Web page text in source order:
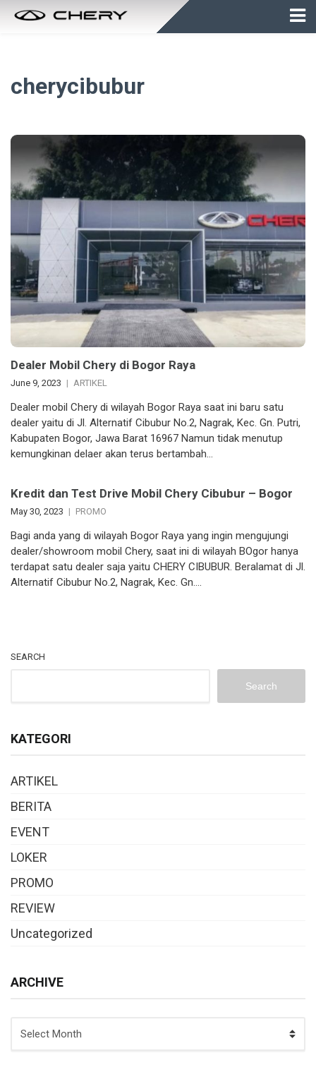
cherycibubur
Dealer Mobil Chery di Bogor Raya
June 9, 2023 ARTIKEL
Dealer mobil Chery di wilayah Bogor Raya saat ini baru satu
dealer yaitu di Jl. Alternatif Cibubur No.2, Nagrak, Kec. Gn. Putri,
Kabupaten Bogor, Jawa Barat 16967 Namun tidak menutup
kemungkinan delaer akan terus bertambah…
Kredit dan Test Drive Mobil Chery Cibubur – Bogor
May 30, 2023 PROMO
Bagi anda yang di wilayah Bogor Raya yang ingin mengujungi
dealer/showroom mobil Chery, saat ini di wilayah BOgor hanya
terdapat satu dealer saja yaitu CHERY CIBUBUR. Beralamat di Jl.
Alternatif Cibubur No.2, Nagrak, Kec. Gn….
SEARCH
Search
KATEGORI
ARTIKEL
BERITA
EVENT
LOKER
PROMO
REVIEW
Uncategorized
ARCHIVE